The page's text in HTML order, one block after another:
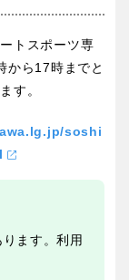
トスポーツ専
から17時までと
す。
soshi
ます。利用